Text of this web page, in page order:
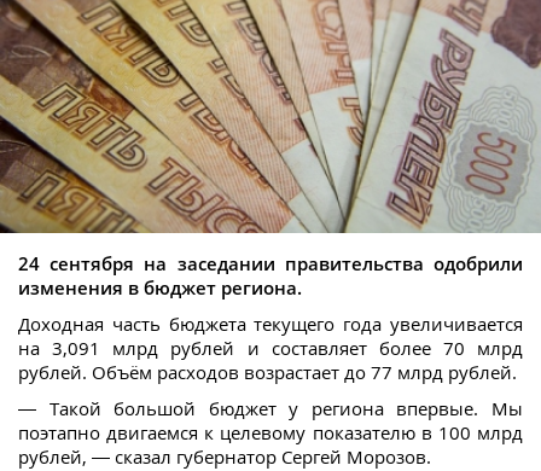
24 сентября на заседании правительства одобрили
изменения в бюджет региона.
Доходная часть бюджета текущего года увеличивается
на 3,091 млрд рублей и составляет более 70 млрд
рублей. Объём расходов возрастает до 77 млрд рублей.
— Такой большой бюджет у региона впервые. Мы
поэтапно двигаемся к целевому показателю в 100 млрд
рублей, — сказал губернатор Сергей Морозов.